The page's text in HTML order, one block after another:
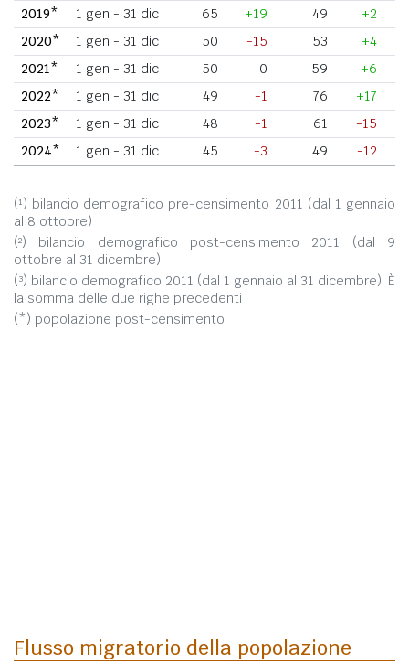
2019*
1 gen - 31 dic 65 +19 49
+2
2020*
1 gen - 31 dic 50 -15 53
+4
2021*
1 gen - 31 dic 50 0 59
+6
2022*
1 gen - 31 dic 49 -1 76
+17
2023*
1 gen - 31 dic 48 -1 61
-15
2024*
1 gen - 31 dic 45 -3 49 -12
(¹) bilancio demografico pre-censimento 2011 (dal 1 gennaio
al 8 ottobre)
(²) bilancio demografico post-censimento 2011 (dal 9
ottobre al 31 dicembre)
(³) bilancio demografico 2011 (dal 1 gennaio al 31 dicembre). È
la somma delle due righe precedenti
(*) popolazione post-censimento
Flusso migratorio della popolazione